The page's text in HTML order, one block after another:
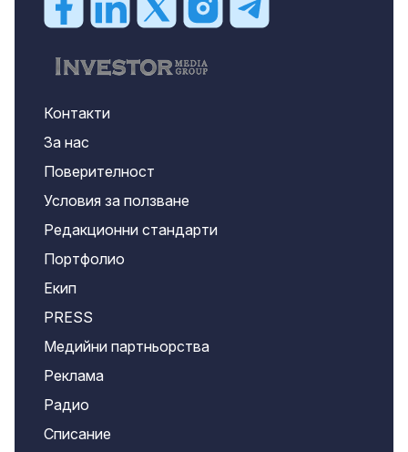
Контакти
За нас
Поверителност
Условия за ползване
Редакционни стандарти
Портфолио
Екип
PRESS
Медийни партньорства
Реклама
Радио
Списание